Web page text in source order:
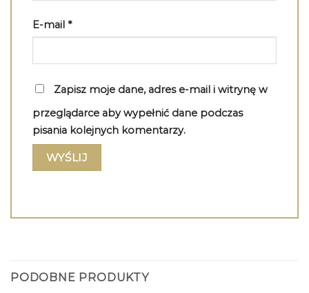
E-mail *
Zapisz moje dane, adres e-mail i witrynę w
przeglądarce aby wypełnić dane podczas
pisania kolejnych komentarzy.
PODOBNE PRODUKTY